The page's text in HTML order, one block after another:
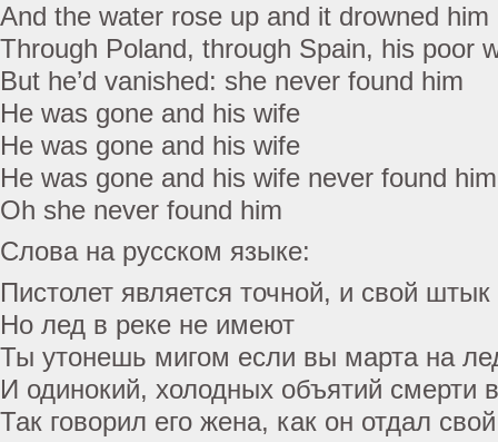
And the water rose up and it drowned him
Through Poland, through Spain, his poor
But he’d vanished: she never found him
He was gone and his wife
He was gone and his wife
He was gone and his wife never found him
Oh she never found him
Слова на русском языке:
Пистолет является точной, и свой штык
Но лед в реке не имеют
Ты утонешь мигом если вы марта на
И одинокий, холодных объятий смерти
Так говорил его жена, как он отдал